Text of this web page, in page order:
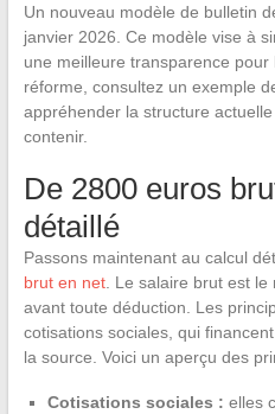
Un nouveau modèle de bulletin
janvier 2026. Ce modèle vise à
une meilleure transparence
réforme, consultez un exemple
appréhender la structure
contenir.
De 2800 euros
détaillé
Passons maintenant au calcul
brut en net. Le salaire brut est le
avant toute déduction. Les
cotisations sociales, qui
la source. Voici un aperçu des
Cotisations sociales : elles